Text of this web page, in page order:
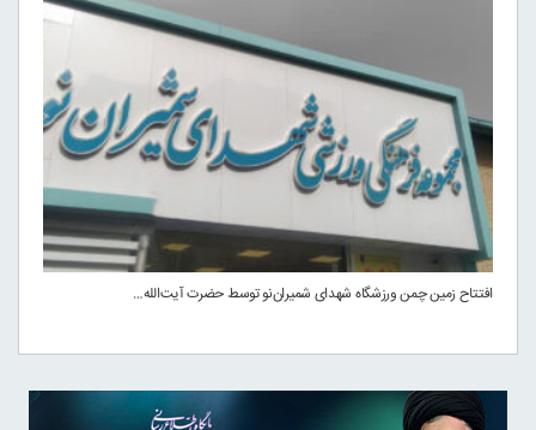
افتتاح زمین چمن ورزشگاه شهدای شمیران‌نو توسط حضرت آیت‌الله…